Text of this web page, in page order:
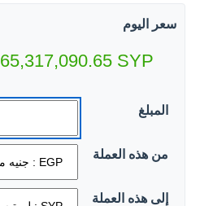
سعر اليوم
65,317,090.65 SYP
المبلغ
من هذه العملة
إلى هذه العملة